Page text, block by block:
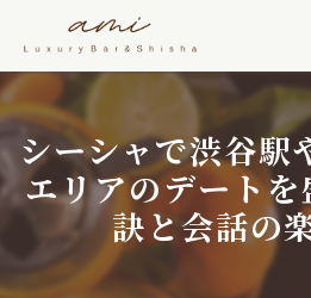
シーシャで渋谷駅
エリアのデート
訣と会話の